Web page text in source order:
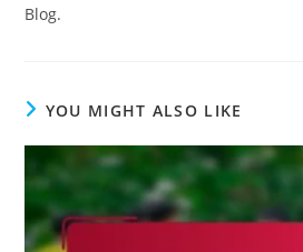
Blog.
YOU MIGHT ALSO LIKE